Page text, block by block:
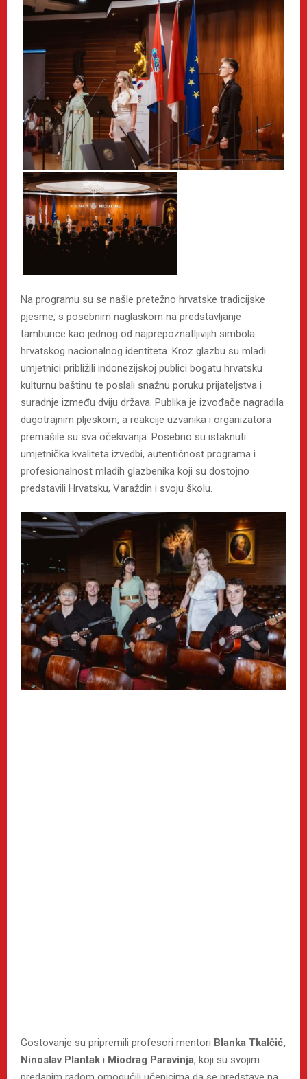
Na programu su se našle pretežno hrvatske tradicijske
pjesme, s posebnim naglaskom na predstavljanje
tamburice kao jednog od najprepoznatljivijih simbola
hrvatskog nacionalnog identiteta. Kroz glazbu su mladi
umjetnici približili indonezijskoj publici bogatu hrvatsku
kulturnu baštinu te poslali snažnu poruku prijateljstva i
suradnje između dviju država. Publika je izvođače nagradila
dugotrajnim pljeskom, a reakcije uzvanika i organizatora
premašile su sva očekivanja. Posebno su istaknuti
umjetnička kvaliteta izvedbi, autentičnost programa i
profesionalnost mladih glazbenika koji su dostojno
predstavili Hrvatsku, Varaždin i svoju školu.
Gostovanje su pripremili profesori mentori Blanka Tkalčić,
Ninoslav Plantak i Miodrag Paravinja, koji su svojim